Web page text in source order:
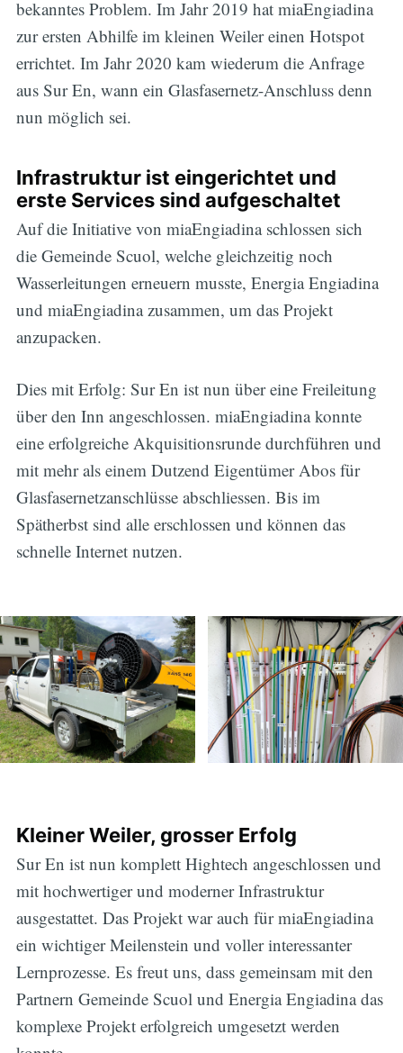
bekanntes Problem. Im Jahr 2019 hat miaEngiadina
zur ersten Abhilfe im kleinen Weiler einen Hotspot
errichtet. Im Jahr 2020 kam wiederum die Anfrage
aus Sur En, wann ein Glasfasernetz-Anschluss denn
nun möglich sei.
Infrastruktur ist eingerichtet und
erste Services sind aufgeschaltet
Auf die Initiative von miaEngiadina schlossen sich
die Gemeinde Scuol, welche gleichzeitig noch
Wasserleitungen erneuern musste, Energia Engiadina
und miaEngiadina zusammen, um das Projekt
anzupacken.
Dies mit Erfolg: Sur En ist nun über eine Freileitung
über den Inn angeschlossen. miaEngiadina konnte
eine erfolgreiche Akquisitionsrunde durchführen und
mit mehr als einem Dutzend Eigentümer Abos für
Glasfasernetzanschlüsse abschliessen. Bis im
Spätherbst sind alle erschlossen und können das
schnelle Internet nutzen.
Kleiner Weiler, grosser Erfolg
Sur En ist nun komplett Hightech angeschlossen und
mit hochwertiger und moderner Infrastruktur
ausgestattet. Das Projekt war auch für miaEngiadina
ein wichtiger Meilenstein und voller interessanter
Lernprozesse. Es freut uns, dass gemeinsam mit den
Partnern Gemeinde Scuol und Energia Engiadina das
komplexe Projekt erfolgreich umgesetzt werden